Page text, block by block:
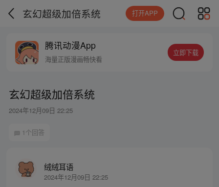
玄幻超级加倍系统 打开APP
腾讯动漫App
海量正版漫画畅快看
立即下载
玄幻超级加倍系统
2024年12月09日 22:25
1个回答
绒绒耳语
2024年12月09日 22:25